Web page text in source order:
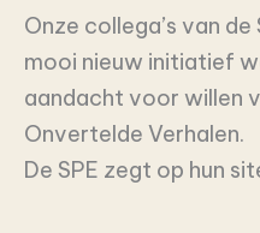
Onze collega’s van
mooi nieuw initiatief
aandacht voor willen
Onvertelde Verhalen.
De SPE zegt op hun